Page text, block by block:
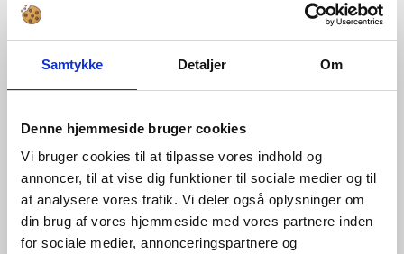
Samtykke Detaljer Om
Denne hjemmeside bruger cookies
Vi bruger cookies til at tilpasse vores indhold og
annoncer, til at vise dig funktioner til sociale medier og til
at analysere vores trafik. Vi deler også oplysninger om
din brug af vores hjemmeside med vores partnere inden
for sociale medier, annonceringspartnere og
lokal datahåndtering, så juridiske og
stopklods for udviklingen.
Digital suverænitet
Den geopolitiske virkelighed har for alvor
ændret betingelserne for, hvordan danske
organisationer kan tage AI i brug.